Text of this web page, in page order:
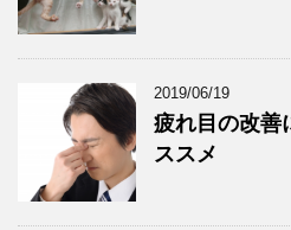
2019/06/19
疲れ目の改善
ススメ